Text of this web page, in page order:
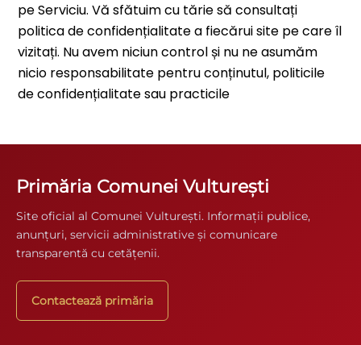
pe Serviciu. Vă sfătuim cu tărie să consultați
politica de confidențialitate a fiecărui site pe care îl
vizitați. Nu avem niciun control și nu ne asumăm
nicio responsabilitate pentru conținutul, politicile
de confidențialitate sau practicile
Primăria Comunei Vulturești
Site oficial al Comunei Vulturești. Informații publice,
anunțuri, servicii administrative și comunicare
transparentă cu cetățenii.
Contactează primăria